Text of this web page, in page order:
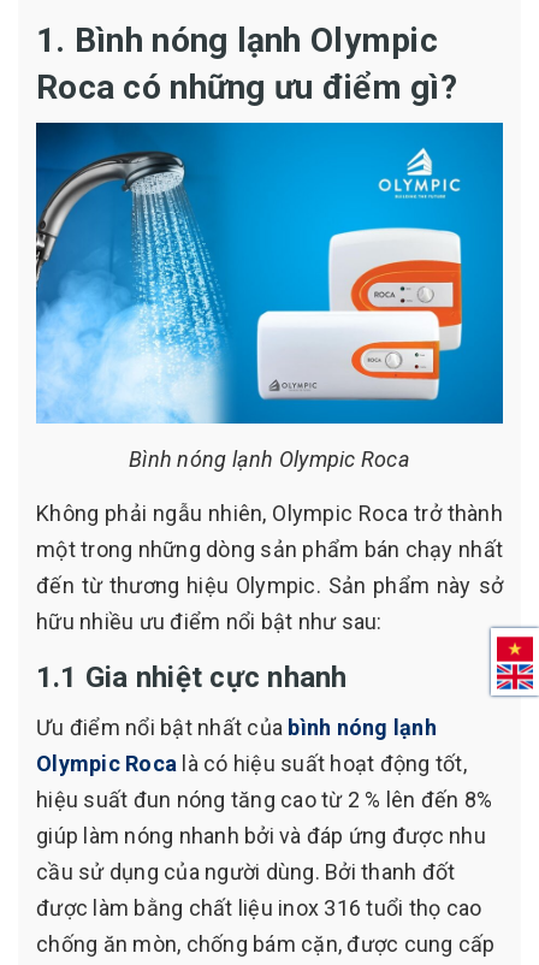
1. Bình nóng lạnh Olympic
Roca có những ưu điểm gì?
Bình nóng lạnh Olympic Roca
Không phải ngẫu nhiên, Olympic Roca trở thành
một trong những dòng sản phẩm bán chạy nhất
đến từ thương hiệu Olympic. Sản phẩm này sở
hữu nhiều ưu điểm nổi bật như sau:
1.1 Gia nhiệt cực nhanh
Ưu điểm nổi bật nhất của bình nóng lạnh
Olympic Roca là có hiệu suất hoạt động tốt,
hiệu suất đun nóng tăng cao từ 2 % lên đến 8%
giúp làm nóng nhanh bởi và đáp ứng được nhu
cầu sử dụng của người dùng. Bởi thanh đốt
được làm bằng chất liệu inox 316 tuổi thọ cao
chống ăn mòn, chống bám cặn, được cung cấp